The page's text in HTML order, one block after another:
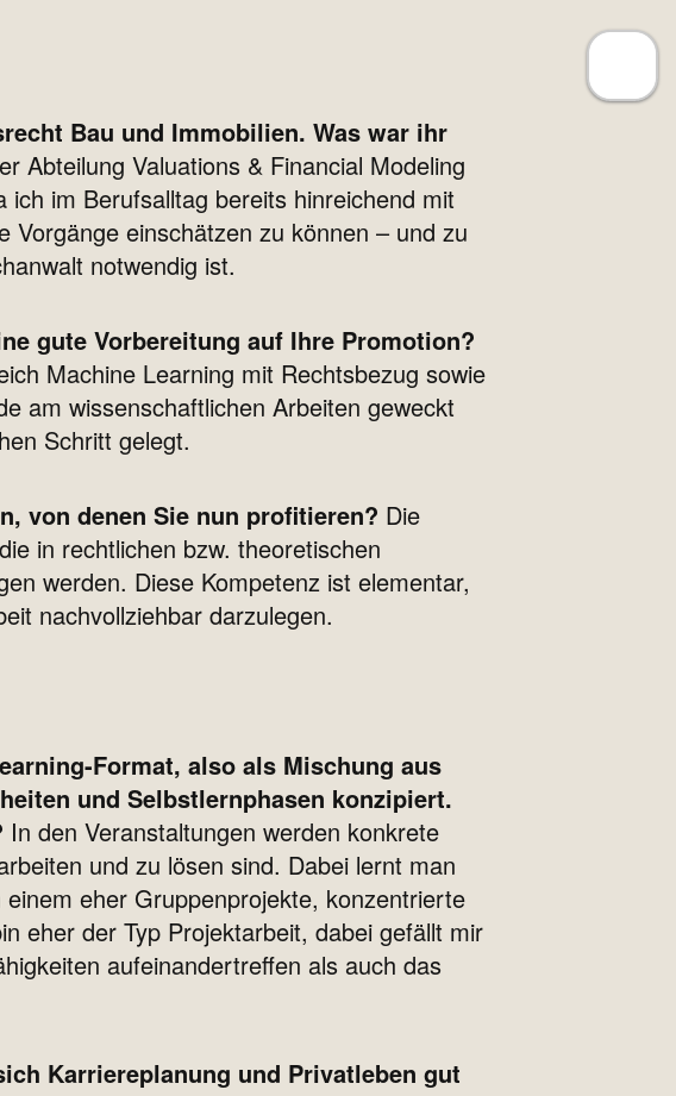
Bau und Immobilien. Was war ihr
Abteilung Valuations & Financial Modeling
im Berufsalltag bereits hinreichend mit
einschätzen zu können – und zu
notwendig ist.
gute Vorbereitung auf Ihre Promotion?
Machine Learning mit Rechtsbezug sowie
am wissenschaftlichen Arbeiten geweckt
Schritt gelegt.
von denen Sie nun profitieren? Die
in rechtlichen bzw. theoretischen
werden. Diese Kompetenz ist elementar,
nachvollziehbar darzulegen.
Format, also als Mischung aus
und Selbstlernphasen konzipiert.
In den Veranstaltungen werden konkrete
und zu lösen sind. Dabei lernt man
eher Gruppenprojekte, konzentrierte
eher der Typ Projektarbeit, dabei gefällt mir
aufeinandertreffen als auch das
Karriereplanung und Privatleben gut